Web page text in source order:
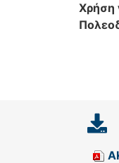
Χρήση